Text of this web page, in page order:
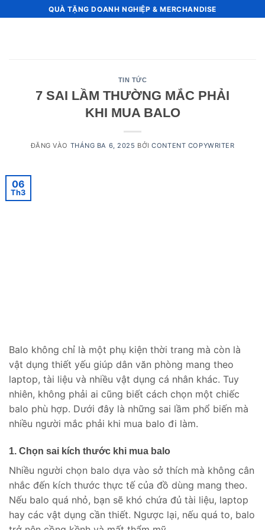
qua
QUÀ TẶNG DOANH NGHIỆP & MERCHANDISE
TIN TỨC
7 SAI LẦM THƯỜNG MẮC PHẢI KHI
MUA BALO
ĐĂNG VÀO THÁNG BA 6, 2025 BỞICONTENT COPYWRITER
06
Th3
Balo không chỉ là một phụ kiện thời trang mà còn là
vật dụng thiết yếu giúp dân văn phòng mang theo
laptop, tài liệu và nhiều vật dụng cá nhân khác. Tuy
nhiên, không phải ai cũng biết cách chọn một chiếc
balo phù hợp. Dưới đây là những sai lầm phổ biến mà
nhiều người mắc phải khi mua balo đi làm.
1. Chọn sai kích thước khi mua balo
Nhiều người chọn balo dựa vào sở thích mà không cân
nhắc đến kích thước thực tế của đồ dùng mang theo.
Nếu balo quá nhỏ, bạn sẽ khó chứa đủ tài liệu, laptop
hay các vật dụng cần thiết. Ngược lại, nếu quá to, balo